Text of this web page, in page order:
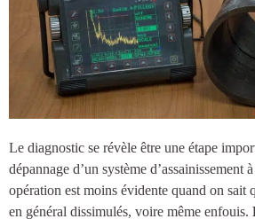
Le diagnostic se révèle être une étape
dépannage d’un système d’assainissement
opération est moins évidente quand on sait
en général dissimulés, voire même enfouis.